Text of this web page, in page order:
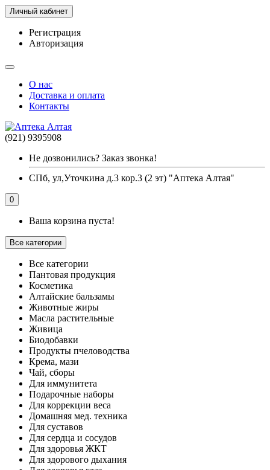
Личный кабинет
Регистрация
Авторизация
О нас
Доставка и оплата
Контакты
(921) 9395908
Не дозвонились? Заказ звонка!
СПб, ул,Уточкина д.3 кор.3 (2 эт) "Аптека Алтая"
0
Ваша корзина пуста!
Все категории
Все категории
Пантовая продукция
Косметика
Алтайские бальзамы
Животные жиры
Масла растительные
Живица
Биодобавки
Продукты пчеловодства
Крема, мази
Чай, сборы
Для иммунитета
Подарочные наборы
Для коррекции веса
Домашняя мед. техника
Для суставов
Для сердца и сосудов
Для здоровья ЖКТ
Для здорового дыхания